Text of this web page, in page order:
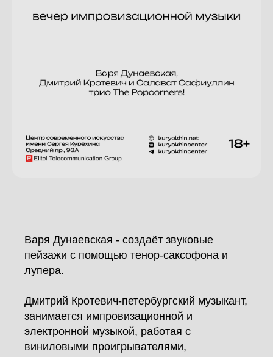
Варя Дунаевская - создаёт звуковые
пейзажи с помощью тенор‑саксофона и
лупера.
Дмитрий Кротевич-петербургский музыкант,
занимается импровизационной и
электронной музыкой, работая с
виниловыми проигрывателями,